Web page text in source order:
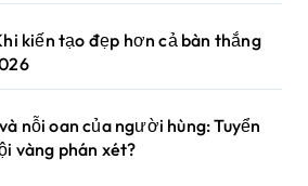
kiến tạo đẹp hơn cả bàn thắng
nỗi oan của người hùng: Tuyển
vàng phán xét?